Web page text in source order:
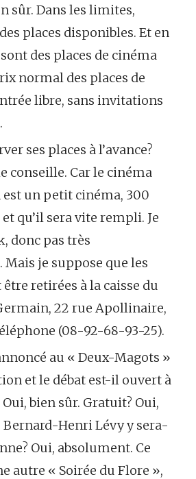
sûr. Dans les limites,
places disponibles. Et en
des places de cinéma
normal des places de
libre, sans invitations
ses places à l’avance?
conseille. Car le cinéma
un petit cinéma, 300
qu’il sera vite rempli. Je
donc pas très
je suppose que les
retirées à la caisse du
22 rue Apollinaire,
(08-92-68-93-25).
au « Deux-Magots »
et le débat est-il ouvert à
bien sûr. Gratuit? Oui,
Henri Lévy y sera-
Oui, absolument. Ce
autre « Soirée du Flore »,